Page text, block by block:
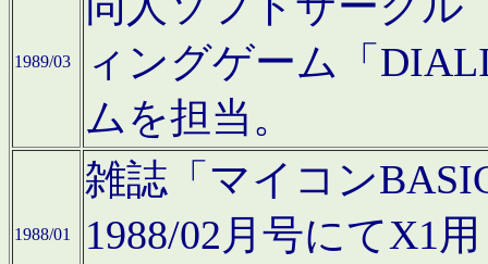
1989/03
ィングゲーム「
ムを担当。
1988/01
雑誌「マイコン
1988/02月号にてX1